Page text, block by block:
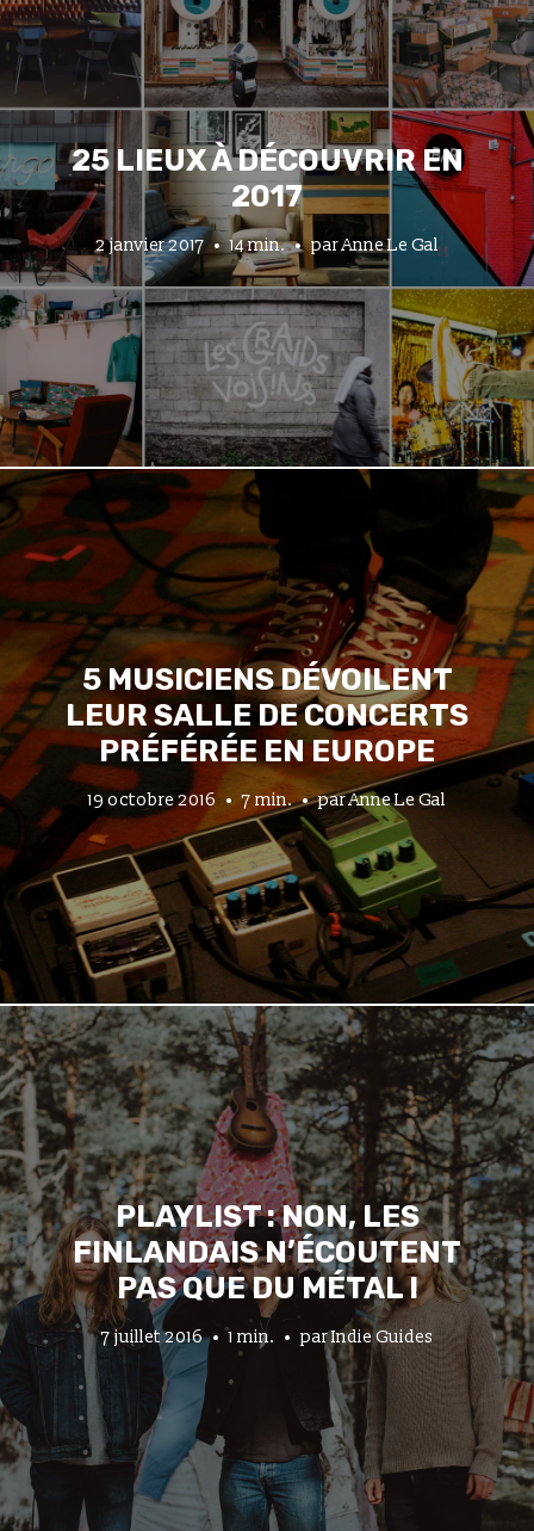
25 LIEUX À DÉCOUVRIR EN
2017
2 janvier 2017 14 min. parAnne Le Gal
5 MUSICIENS DÉVOILENT
LEUR SALLE DE CONCERTS
PRÉFÉRÉE EN EUROPE
19 octobre 2016 7 min. parAnne Le Gal
PLAYLIST : NON, LES
FINLANDAIS N’ÉCOUTENT
PAS QUE DU MÉTAL !
7 juillet 2016 1 min. parIndie Guides